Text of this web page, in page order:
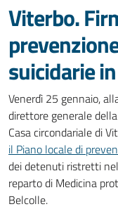
Viterbo.
suicidarie
Venerdì 25 gennaio,
direttore generale
Casa circondariale di
il Piano locale di
dei detenuti ristretti
reparto di Medicina
Belcolle.